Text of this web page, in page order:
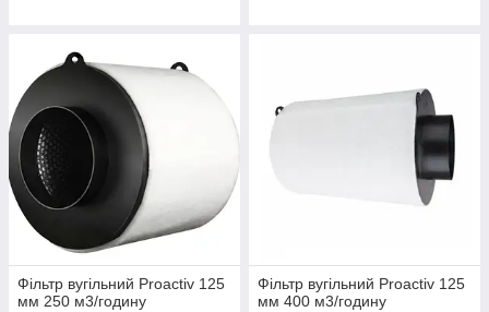
Фільтр вугільний Proactiv 125
мм 250 м3/годину
Фільтр вугільний Proactiv 125
мм 400 м3/годину